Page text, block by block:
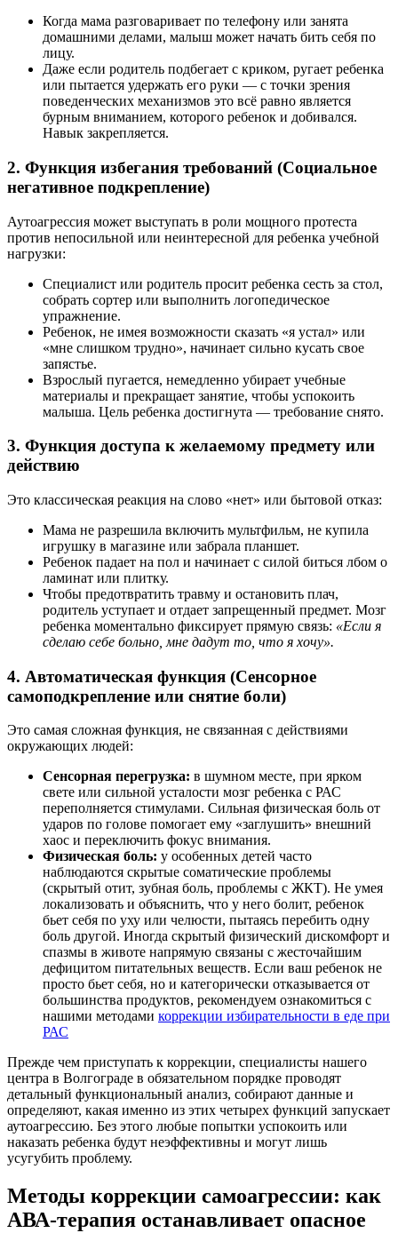
Когда мама разговаривает по телефону или занята
домашними делами, малыш может начать бить себя по
лицу.
Даже если родитель подбегает с криком, ругает ребенка
или пытается удержать его руки — с точки зрения
поведенческих механизмов это всё равно является
бурным вниманием, которого ребенок и добивался.
Навык закрепляется.
2. Функция избегания требований (Социальное
негативное подкрепление)
Аутоагрессия может выступать в роли мощного протеста
против непосильной или неинтересной для ребенка учебной
нагрузки:
Специалист или родитель просит ребенка сесть за стол,
собрать сортер или выполнить логопедическое
упражнение.
Ребенок, не имея возможности сказать «я устал» или
«мне слишком трудно», начинает сильно кусать свое
запястье.
Взрослый пугается, немедленно убирает учебные
материалы и прекращает занятие, чтобы успокоить
малыша. Цель ребенка достигнута — требование снято.
3. Функция доступа к желаемому предмету или
действию
Это классическая реакция на слово «нет» или бытовой отказ:
Мама не разрешила включить мультфильм, не купила
игрушку в магазине или забрала планшет.
Ребенок падает на пол и начинает с силой биться лбом о
ламинат или плитку.
Чтобы предотвратить травму и остановить плач,
родитель уступает и отдает запрещенный предмет. Мозг
ребенка моментально фиксирует прямую связь: «Если я
сделаю себе больно, мне дадут то, что я хочу».
4. Автоматическая функция (Сенсорное
самоподкрепление или снятие боли)
Это самая сложная функция, не связанная с действиями
окружающих людей:
Сенсорная перегрузка: в шумном месте, при ярком
свете или сильной усталости мозг ребенка с РАС
переполняется стимулами. Сильная физическая боль от
ударов по голове помогает ему «заглушить» внешний
хаос и переключить фокус внимания.
Физическая боль: у особенных детей часто
наблюдаются скрытые соматические проблемы
(скрытый отит, зубная боль, проблемы с ЖКТ). Не умея
локализовать и объяснить, что у него болит, ребенок
бьет себя по уху или челюсти, пытаясь перебить одну
боль другой. Иногда скрытый физический дискомфорт и
спазмы в животе напрямую связаны с жесточайшим
дефицитом питательных веществ. Если ваш ребенок не
просто бьет себя, но и категорически отказывается от
большинства продуктов, рекомендуем ознакомиться с
нашими методами коррекции избирательности в еде при
РАС
Прежде чем приступать к коррекции, специалисты нашего
центра в Волгограде в обязательном порядке проводят
детальный функциональный анализ, собирают данные и
определяют, какая именно из этих четырех функций запускает
аутоагрессию. Без этого любые попытки успокоить или
наказать ребенка будут неэффективны и могут лишь
усугубить проблему.
Методы коррекции самоагрессии: как
АВА-терапия останавливает опасное